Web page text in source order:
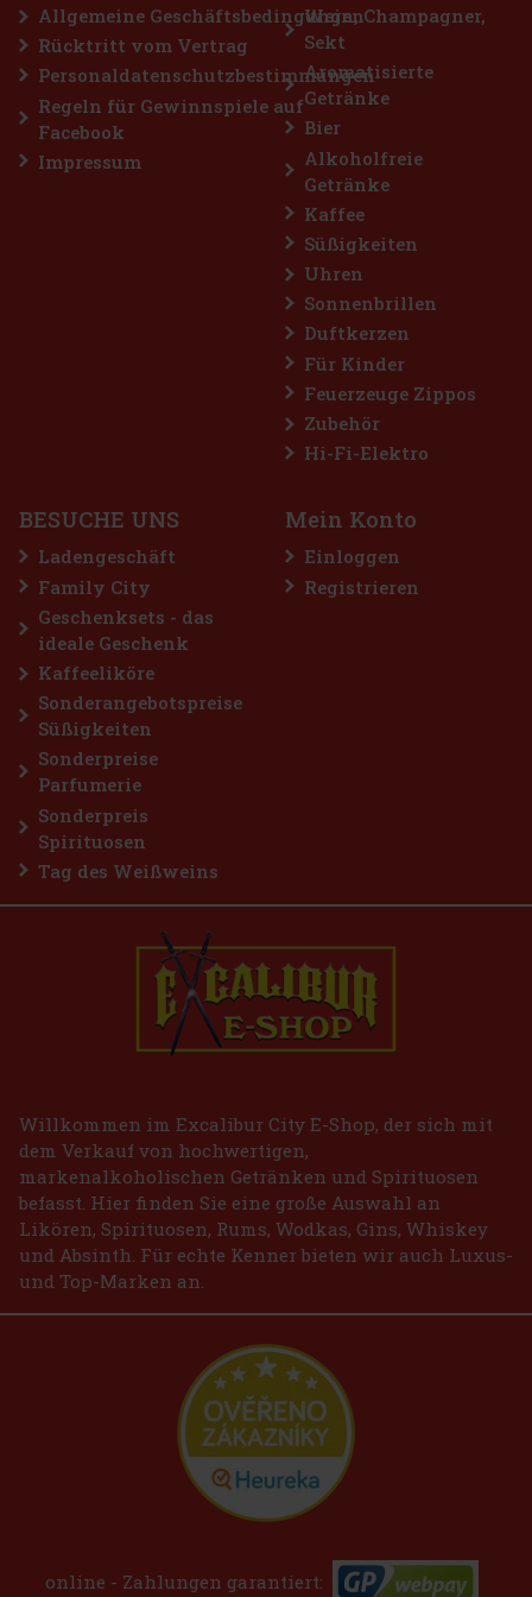
Airwaves Cassis Dragees Dose 64 g
AIRWAVES Cool Cassis sind zuckerfreie Kaugummis, die den
intensiven Geschmack von schwarzen Johannisbeeren mit einer
ausgeprägten Menthol-Frische verbinden. Die originelle
Allgemeine Geschäftsbedingungen
Rücktritt vom Vertrag
Personaldatenschutzbestimmungen
Regeln für Gewinnspiele auf
Facebook
Impressum
Wein, Champagner,
Sekt
Aromatisierte
Getränke
Bier
Alkoholfreie
Getränke
Kaffee
Süßigkeiten
Uhren
Sonnenbrillen
Duftkerzen
Für Kinder
Feuerzeuge Zippos
Zubehör
Hi-Fi-Elektro
BESUCHE UNS
Ladengeschäft
Family City
Geschenksets - das
ideale Geschenk
Kaffeeliköre
Sonderangebotspreise
Süßigkeiten
Sonderpreise
Parfumerie
Sonderpreis
Spirituosen
Tag des Weißweins
Mein Konto
Einloggen
Registrieren
Willkommen im Excalibur City E-Shop, der sich mit
dem Verkauf von hochwertigen,
markenalkoholischen Getränken und Spirituosen
befasst. Hier finden Sie eine große Auswahl an
Likören, Spirituosen, Rums, Wodkas, Gins, Whiskey
und Absinth. Für echte Kenner bieten wir auch Luxus-
und Top-Marken an.
online - Zahlungen garantiert: